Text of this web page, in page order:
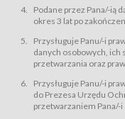
usługę
usługę newsletter,
usługę zawierania
usługę zawierania
dnia 18 lipca 2002 r. o
r., Nr 144, poz. 1204, z
Na zasadach
Podane przez Pana/-ią
okres 3 lat po
Przysługuje Panu/-i
danych osobowych, ich
przetwarzania oraz
Przysługuje Panu/-i
do Prezesa Urzędu
przetwarzaniem Pana/-